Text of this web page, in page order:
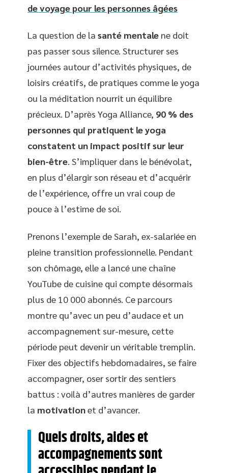
de voyage pour les personnes âgées
La question de la santé mentale ne doit
pas passer sous silence. Structurer ses
journées autour d’activités physiques, de
loisirs créatifs, de pratiques comme le yoga
ou la méditation nourrit un équilibre
précieux. D’après Yoga Alliance, 90 % des
personnes qui pratiquent le yoga
constatent un impact positif sur leur
bien-être. S’impliquer dans le bénévolat,
en plus d’élargir son réseau et d’acquérir
de l’expérience, offre un vrai coup de
pouce à l’estime de soi.
Prenons l’exemple de Sarah, ex-salariée en
pleine transition professionnelle. Pendant
son chômage, elle a lancé une chaîne
YouTube de cuisine qui compte désormais
plus de 10 000 abonnés. Ce parcours
montre qu’avec un peu d’audace et un
accompagnement sur-mesure, cette
période peut devenir un véritable tremplin.
Fixer des objectifs hebdomadaires, se faire
accompagner, oser sortir des sentiers
battus : voilà d’autres manières de garder
la motivationet d’avancer.
Quels droits, aides et
accompagnements sont